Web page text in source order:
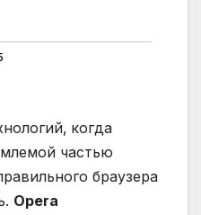
когда
частью
браузера
Opera